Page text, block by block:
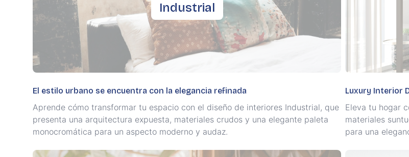
Industrial
El estilo urbano se encuentra con la elegancia refinada
Aprende cómo transformar tu espacio con el diseño de interiores Industrial, que
presenta una arquitectura expuesta, materiales crudos y una elegante paleta
monocromática para un aspecto moderno y audaz.
Luxury Interior
Eleva tu hogar
materiales
para una